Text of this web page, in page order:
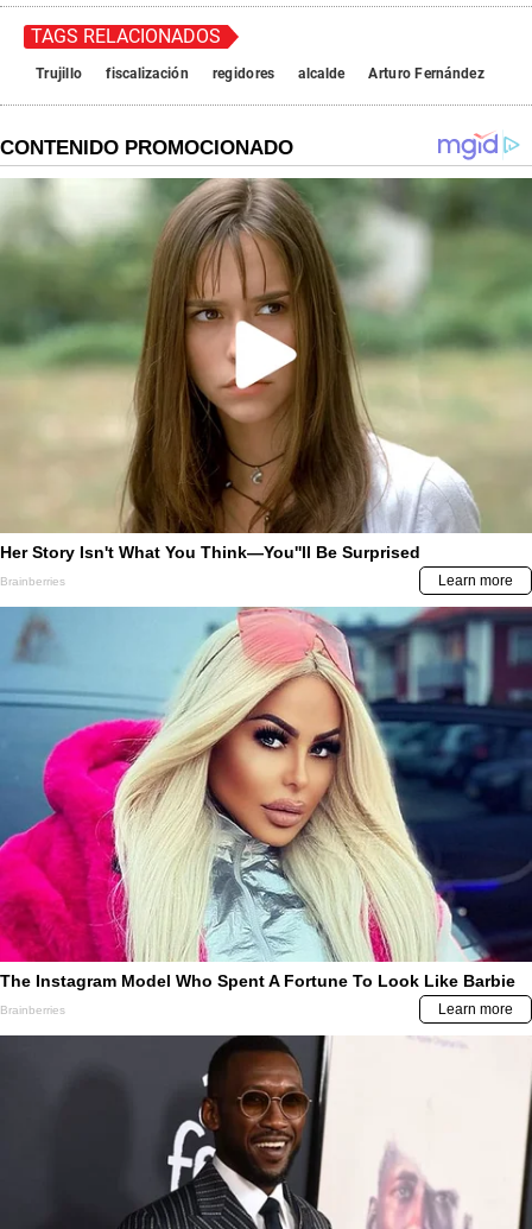
TAGS RELACIONADOS
Trujillo fiscalización regidores alcalde Arturo Fernández